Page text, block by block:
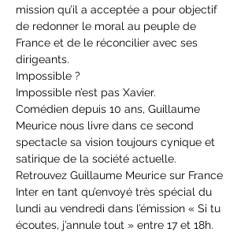
mission qu’il a acceptée a pour objectif
de redonner le moral au peuple de
France et de le réconcilier avec ses
dirigeants.
Impossible ?
Impossible n’est pas Xavier.
Comédien depuis 10 ans, Guillaume
Meurice nous livre dans ce second
spectacle sa vision toujours cynique et
satirique de la société actuelle.
Retrouvez Guillaume Meurice sur France
Inter en tant qu’envoyé très spécial du
lundi au vendredi dans l’émission « Si tu
écoutes, j’annule tout » entre 17 et 18h.